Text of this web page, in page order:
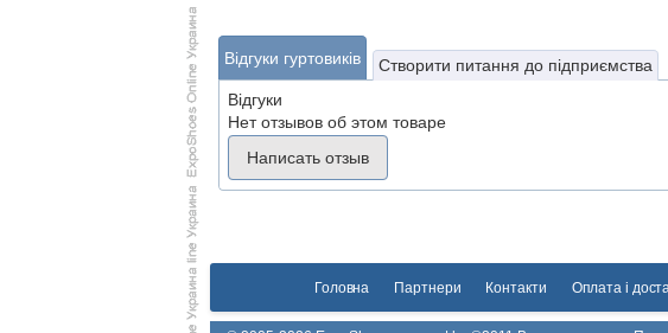
Відгуки гуртовиків
Створити питання до підприємства
Відгуки
Нет отзывов об этом товаре
Написать отзыв
Головна Партнери Контакти Оплата і